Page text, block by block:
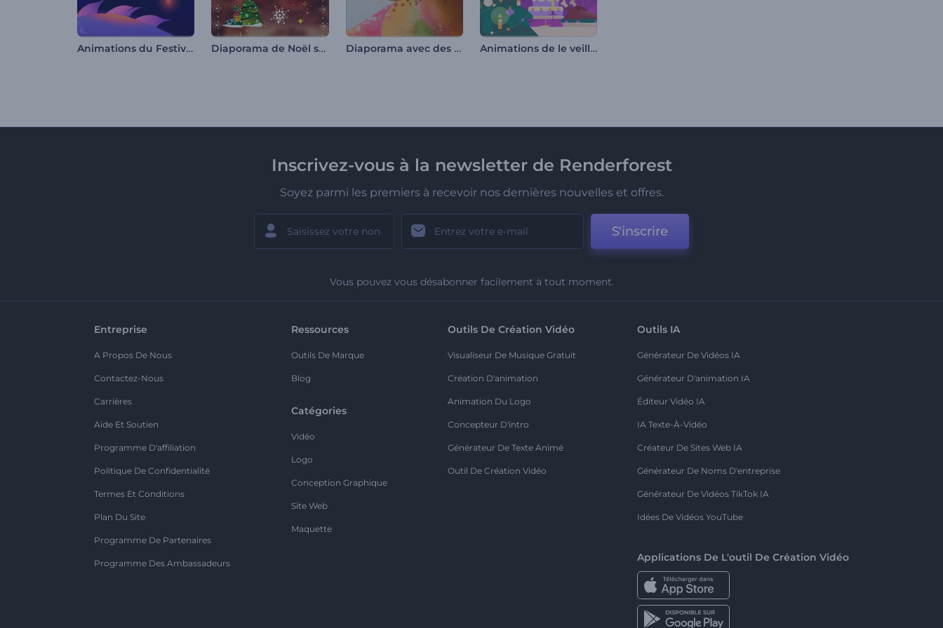
Animations du Festival des lanternes Diaporama de Noël scintillant Diaporama avec des particules éclaboussantes Animations de le veille de noël
Inscrivez-vous à la newsletter de Renderforest
Soyez parmi les premiers à recevoir nos dernières nouvelles et offres.
S'inscrire
Vous pouvez vous désabonner facilement à tout moment.
Entreprise
A Propos De Nous
Contactez-Nous
Carrières
Aide Et Soutien
Programme D'affiliation
Politique De Confidentialité
Termes Et Conditions
Plan Du Site
Programme De Partenaires
Programme Des Ambassadeurs
Ressources
Outils De Marque
Blog
Catégories
Vidéo
Logo
Conception Graphique
Site Web
Maquette
Outils De Création Vidéo
Visualiseur De Musique Gratuit
Création D'animation
Animation Du Logo
Concepteur D'intro
Générateur De Texte Animé
Outil De Création Vidéo
Outils IA
Générateur De Vidéos IA
Générateur D'animation IA
Éditeur Vidéo IA
IA Texte-À-Vidéo
Créateur De Sites Web IA
Générateur De Noms D'entreprise
Générateur De Vidéos TikTok IA
Idées De Vidéos YouTube
Applications De L'outil De Création Vidéo